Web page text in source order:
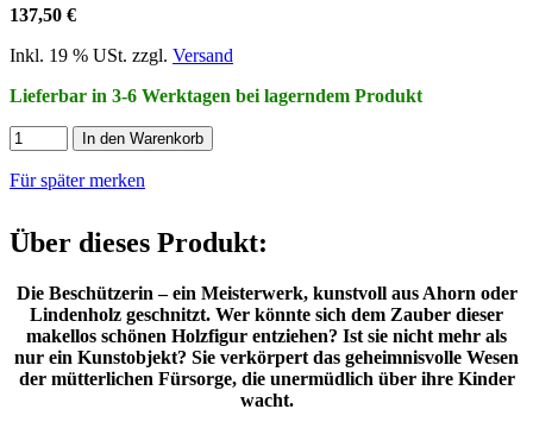
137,50 €
Inkl. 19 % USt. zzgl. Versand
Lieferbar in 3-6 Werktagen bei lagerndem Produkt
In den Warenkorb
Für später merken
Über dieses Produkt:
Die Beschützerin – ein Meisterwerk, kunstvoll aus Ahorn oder
Lindenholz geschnitzt. Wer könnte sich dem Zauber dieser
makellos schönen Holzfigur entziehen? Ist sie nicht mehr als
nur ein Kunstobjekt? Sie verkörpert das geheimnisvolle Wesen
der mütterlichen Fürsorge, die unermüdlich über ihre Kinder
wacht.